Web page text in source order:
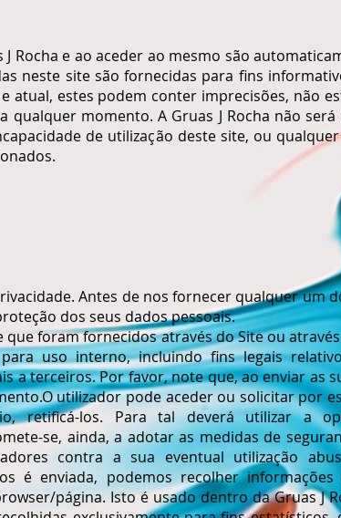
Rocha e ao aceder ao mesmo são
neste site são fornecidas para fins
atual, estes podem conter imprecisões, não
momento. A Gruas J Rocha não
de utilização deste site, ou
Antes de nos fornecer qualquer um
dos seus dados pessoais.
foram fornecidos através do Site ou
uso interno, incluindo fins legais
a terceiros. Por favor, note que, ao enviar as
utilizador pode aceder ou solicitar por
retificá-los. Para tal deverá utilizar a
se, ainda, a adotar as medidas de
contra a sua eventual utilização
é enviada, podemos recolher
página. Isto é usado dentro da Gruas J